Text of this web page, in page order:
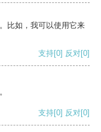
比如，我可以使用它来
支持[0] 反对[0]
支持[0] 反对[0]